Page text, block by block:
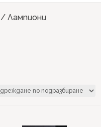
/ Лампиони